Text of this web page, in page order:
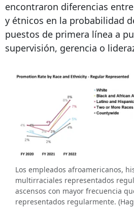
encontraron diferencias
y étnicos en la probabilidad
puestos de primera línea a
supervisión, gerencia o
Los empleados afroamericanos,
multirraciales representados
ascensos con mayor frecuencia
representados regularmente.